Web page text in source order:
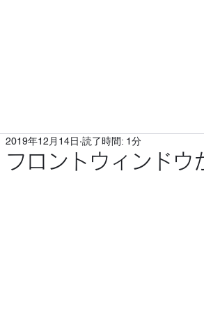
フロントウィンドウ
2019年12月14日 読了時間: 1分